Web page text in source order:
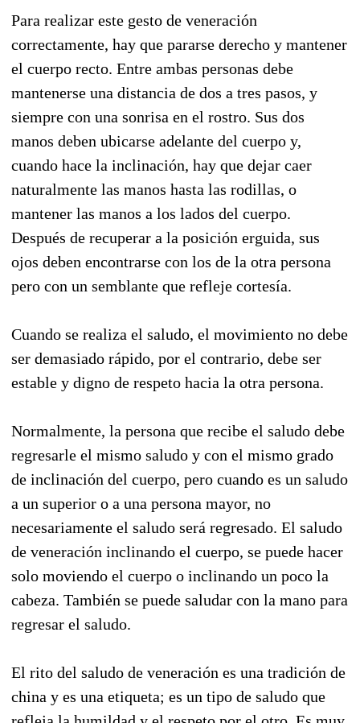
Para realizar este gesto de veneración
correctamente, hay que pararse derecho y mantener
el cuerpo recto. Entre ambas personas debe
mantenerse una distancia de dos a tres pasos, y
siempre con una sonrisa en el rostro. Sus dos
manos deben ubicarse adelante del cuerpo y,
cuando hace la inclinación, hay que dejar caer
naturalmente las manos hasta las rodillas, o
mantener las manos a los lados del cuerpo.
Después de recuperar a la posición erguida, sus
ojos deben encontrarse con los de la otra persona
pero con un semblante que refleje cortesía.
Cuando se realiza el saludo, el movimiento no debe
ser demasiado rápido, por el contrario, debe ser
estable y digno de respeto hacia la otra persona.
Normalmente, la persona que recibe el saludo debe
regresarle el mismo saludo y con el mismo grado
de inclinación del cuerpo, pero cuando es un saludo
a un superior o a una persona mayor, no
necesariamente el saludo será regresado. El saludo
de veneración inclinando el cuerpo, se puede hacer
solo moviendo el cuerpo o inclinando un poco la
cabeza. También se puede saludar con la mano para
regresar el saludo.
El rito del saludo de veneración es una tradición de
china y es una etiqueta; es un tipo de saludo que